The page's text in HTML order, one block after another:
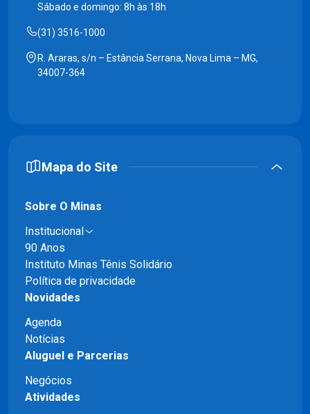
Sábado e domingo: 8h às 18h
(31) 3516-1000
R. Araras, s/n – Estância Serrana, Nova Lima – MG,
34007-364
Mapa do Site
Sobre O Minas
Institucional
90 Anos
Instituto Minas Tênis Solidário
Política de privacidade
Novidades
Agenda
Notícias
Aluguel e Parcerias
Negócios
Atividades